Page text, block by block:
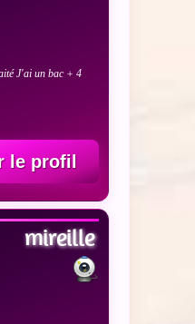
J'ai un bac + 4
le profil
mireille